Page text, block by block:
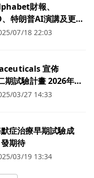
財報、
特朗普AI演講及更多
07/18 22:03
宣佈
期試驗計畫 2026年將
03/27 14:33
症治療早期試驗成
期待
03/19 13:34